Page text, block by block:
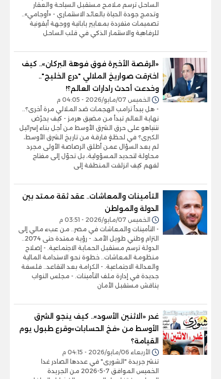
الساحل ترسم ملامح مستقبل السياحة والعقار
وتدمج جودة الحياة بالعائد الاستثماري - «أوجامي»..
تصميمات متفردة بمعايير يابانية ووجهة أيقونية
للرفاهية والاستثمار الذكي في قلب الساحل
«الرقصة الأخيرة فوق فوهة البركان».. كيف
اخترقت صواريخ الملالي "درع الخليج"..
وخدعت أحدث رادارات العالم؟!
الخميس 07/مايو/2026 - 04:05 م
- هل يبدأ ترامب الهجمات ضد الملالي مرة أخرى؟..
نهاية العالم تبدأ من مضيق هرمز - كيف يحرّض
نتنياهو على حرق الشرق الأوسط من أجل بناء إسرائيل
الكبرى؟ في لحظةٍ فارقة من تاريخ الشرق الأوسط،
لم يعد السؤال عمن أطلق الرصاصة الأولى مجرد
محاولة لتحديد المسؤولية، بل تحوّل إلى مفتاح
لفهم كيف انزلقت المنطقة إلى
التأمينات والمعاشات.. عقد ثقة ممتد بين
الدولة والمواطن
الخميس 07/مايو/2026 - 03:51 م
- التأمينات والمعاشات في مصر.. من عبء مالي إلى
الدولة ترسم مستقبل الحماية الاجتماعية. - إصلاح
منظومة المعاشات.. خطوة نحو الاستدامة المالية
والعدالة الاجتماعية. - الكرامة بعد التقاعد.. فلسفة
جديدة في إدارة ملف التأمينات. - مجلس النواب
يناقش مستقبل الأمان
غدر «الاثنين الأسود».. كيف ينجو الشرق
الأوسط من «فخ الحسابات»وقرع طبول يوم
القيامة؟
الأربعاء 06/مايو/2026 - 04:15 م
تنشر جريدة "الشورى" في عددها الصادر غدا
الخميس الموافق 7-5-2026 من الجريدة